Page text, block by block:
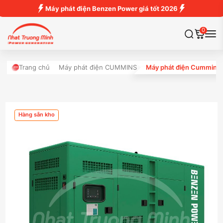
Máy phát điện Benzen Power giá tốt 2026
0
Trang chủ Máy phát điện CUMMINS Máy phát điện Cummins
Hàng sẵn kho